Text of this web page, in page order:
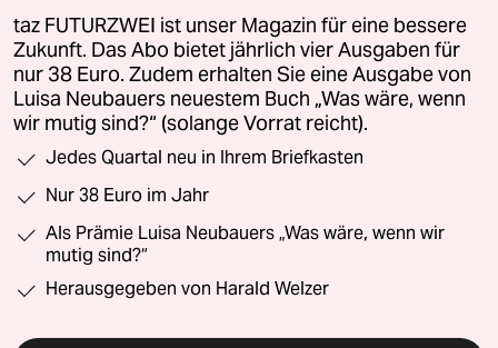
taz FUTURZWEI ist unser Magazin für eine bessere
Zukunft. Das Abo bietet jährlich vier Ausgaben für
nur 38 Euro. Zudem erhalten Sie eine Ausgabe von
Luisa Neubauers neuestem Buch „Was wäre, wenn
wir mutig sind?“ (solange Vorrat reicht).
Jedes Quartal neu in Ihrem Briefkasten
Nur 38 Euro im Jahr
Als Prämie Luisa Neubauers „Was wäre, wenn wir
mutig sind?“
Herausgegeben von Harald Welzer